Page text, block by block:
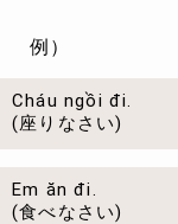
例）
Cháu ngồi đi.
(座りなさい)
Em ăn đi.
(食べなさい)